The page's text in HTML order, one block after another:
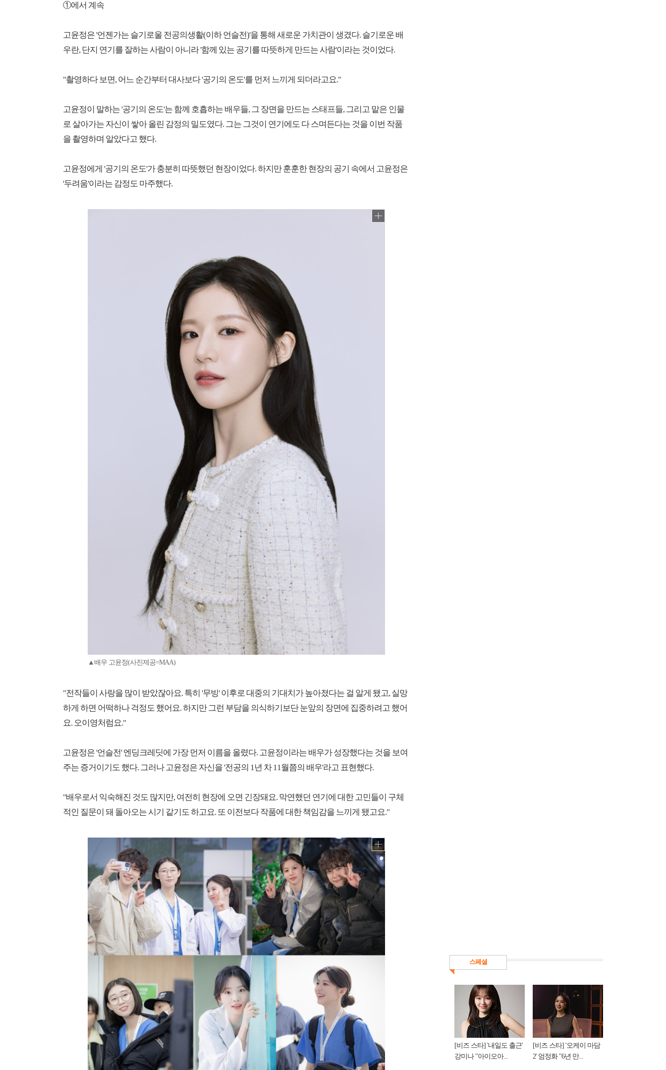
①에서 계속
고윤정은 '언젠가는 슬기로울 전공의생활(이하 언슬전)'을 통해 새로운 가치관이 생겼다. 슬기로운 배
우란, 단지 연기를 잘하는 사람이 아니라 '함께 있는 공기를 따뜻하게 만드는 사람'이라는 것이었다.
"촬영하다 보면, 어느 순간부터 대사보다 '공기의 온도'를 먼저 느끼게 되더라고요."
고윤정이 말하는 '공기의 온도'는 함께 호흡하는 배우들, 그 장면을 만드는 스태프들, 그리고 맡은 인물
로 살아가는 자신이 쌓아 올린 감정의 밀도였다. 그는 그것이 연기에도 다 스며든다는 것을 이번 작품
을 촬영하며 알았다고 했다.
고윤정에게 '공기의 온도'가 충분히 따뜻했던 현장이었다. 하지만 훈훈한 현장의 공기 속에서 고윤정은
'두려움'이라는 감정도 마주했다.
▲배우 고윤정(사진제공=MAA)
"전작들이 사랑을 많이 받았잖아요. 특히 '무빙' 이후로 대중의 기대치가 높아졌다는 걸 알게 됐고, 실망
하게 하면 어떡하나 걱정도 했어요. 하지만 그런 부담을 의식하기보단 눈앞의 장면에 집중하려고 했어
요. 오이영처럼요."
고윤정은 '언슬전' 엔딩크레딧에 가장 먼저 이름을 올렸다. 고윤정이라는 배우가 성장했다는 것을 보여
주는 증거이기도 했다. 그러나 고윤정은 자신을 '전공의 1년 차 11월쯤의 배우'라고 표현했다.
"배우로서 익숙해진 것도 많지만, 여전히 현장에 오면 긴장돼요. 막연했던 연기에 대한 고민들이 구체
적인 질문이 돼 돌아오는 시기 같기도 하고요. 또 이전보다 작품에 대한 책임감을 느끼게 됐고요."
스페셜
[비즈 스타] '내일도 출근'
강미나 "아이오아...
[비즈 스타] '오케이 마담
2' 엄정화 "6년 만...